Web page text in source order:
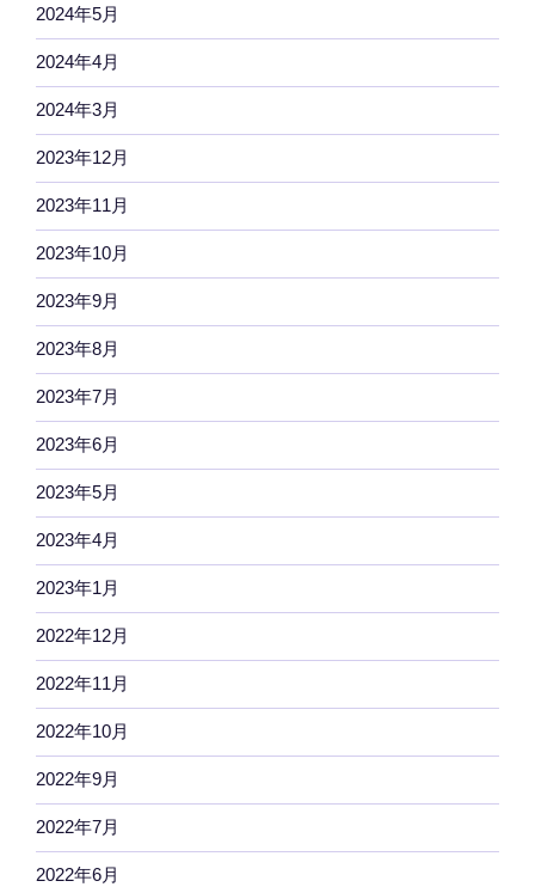
2024年5月
2024年4月
2024年3月
2023年12月
2023年11月
2023年10月
2023年9月
2023年8月
2023年7月
2023年6月
2023年5月
2023年4月
2023年1月
2022年12月
2022年11月
2022年10月
2022年9月
2022年7月
2022年6月